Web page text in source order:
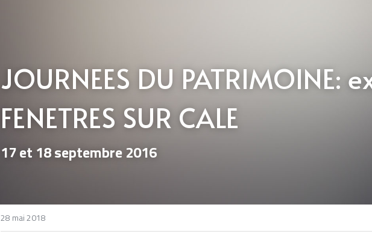
JOURNEES DU PATRIMOINE:
FENETRES SUR CALE
17 et 18 septembre 2016
28 mai 2018